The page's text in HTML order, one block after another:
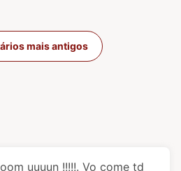
Navegação de
mais antigos
uuuun !!!!!. Vo come td